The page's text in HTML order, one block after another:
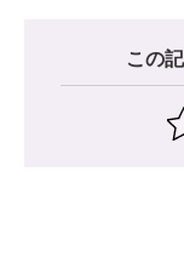
この